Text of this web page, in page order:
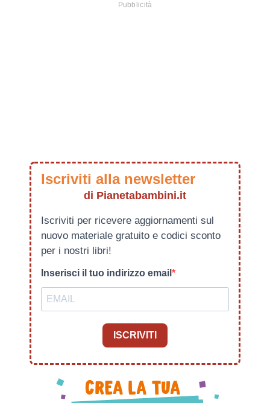
Iscriviti alla newsletter
di Pianetabambini.it
Iscriviti per ricevere aggiornamenti sul
nuovo materiale gratuito e codici sconto
per i nostri libri!
Inserisci il tuo indirizzo email
ISCRIVITI